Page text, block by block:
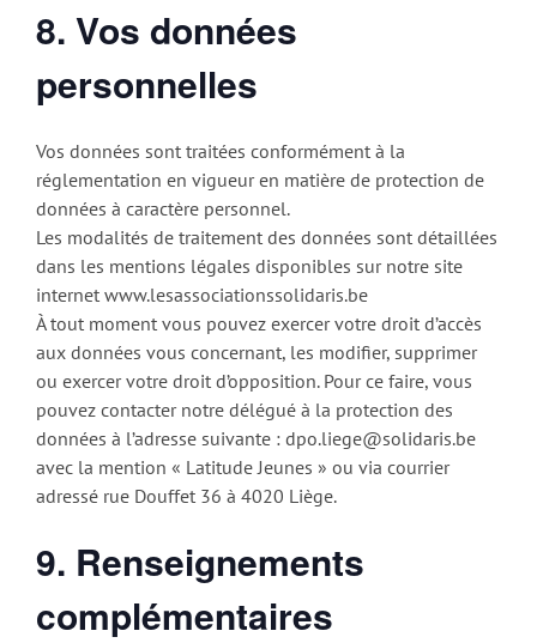
8. Vos données
personnelles
Vos données sont traitées conformément à la
réglementation en vigueur en matière de protection de
données à caractère personnel.
Les modalités de traitement des données sont détaillées
dans les mentions légales disponibles sur notre site
internet www.lesassociationssolidaris.be
À tout moment vous pouvez exercer votre droit d’accès
aux données vous concernant, les modifier, supprimer
ou exercer votre droit d’opposition. Pour ce faire, vous
pouvez contacter notre délégué à la protection des
données à l’adresse suivante : dpo.liege@solidaris.be
avec la mention « Latitude Jeunes » ou via courrier
adressé rue Douffet 36 à 4020 Liège.
9. Renseignements
complémentaires